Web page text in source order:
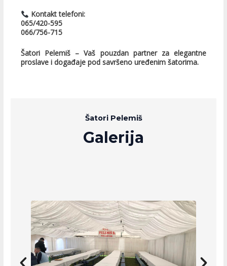
Kontakt telefoni:
065/420-595
066/756-715
Šatori Pelemiš – Vaš pouzdan partner za elegantne
proslave i događaje pod savršeno uređenim šatorima.
Šatori Pelemiš
Galerija